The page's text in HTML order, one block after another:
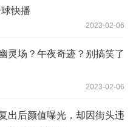
快播
2023-02-06
灵场？午夜奇迹？别搞笑了
2023-02-06
出后颜值曝光，却因街头违